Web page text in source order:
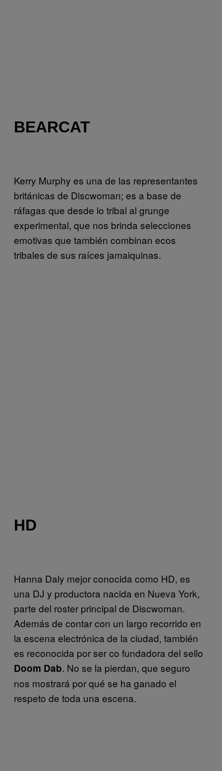
BEARCAT
Kerry Murphy es una de las representantes
británicas de Discwoman; es a base de
ráfagas que desde lo tribal al grunge
experimental, que nos brinda selecciones
emotivas que también combinan ecos
tribales de sus raíces jamaiquinas.
HD
Hanna Daly mejor conocida como HD, es
una DJ y productora nacida en Nueva York,
parte del roster principal de Discwoman.
Además de contar con un largo recorrido en
la escena electrónica de la ciudad, también
es reconocida por ser co fundadora del sello
Doom Dab. No se la pierdan, que seguro
nos mostrará por qué se ha ganado el
respeto de toda una escena.